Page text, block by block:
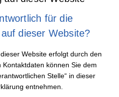
für die
dieser Website?
Website erfolgt durch den
können Sie dem
Stelle“ in dieser
entnehmen.